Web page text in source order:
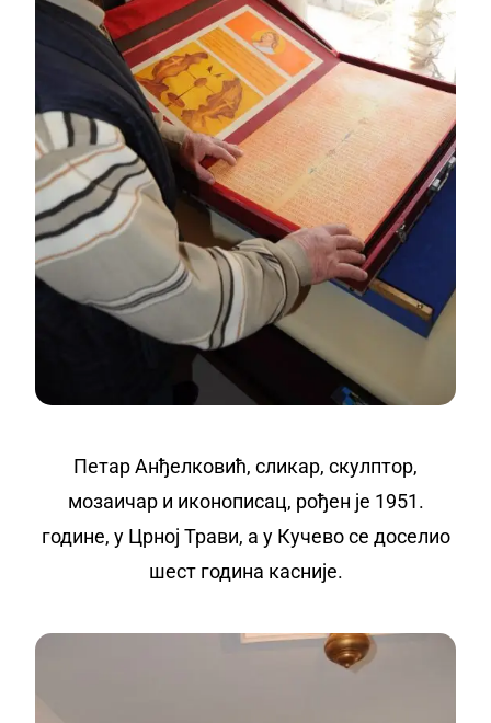
Петар Анђелковић, сликар, скулптор,
мозаичар и иконописац, рођен је 1951.
године, у Црној Трави, а у Кучево се доселио
шест година касније.